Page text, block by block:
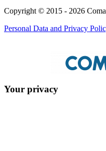
Copyright © 2015 - 2026
Personal Data and Privacy
Your privacy